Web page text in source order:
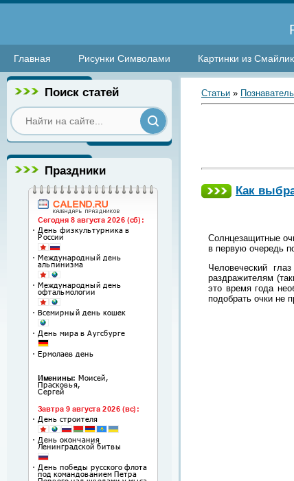
Главная Рисунки Символами Картинки из
Поиск статей
Праздники
Статьи »
Как
Солнцезащитные
в первую очередь
Человеческий
раздражителям
это время года
подобрать очки не